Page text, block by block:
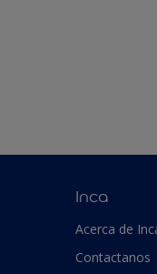
Inca
Acerca de
Contactanos